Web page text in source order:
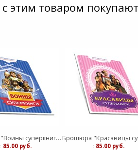
с этим товаром
Брошюра "Воины суперкниги"
: 85.00 руб. : 85.00 руб.